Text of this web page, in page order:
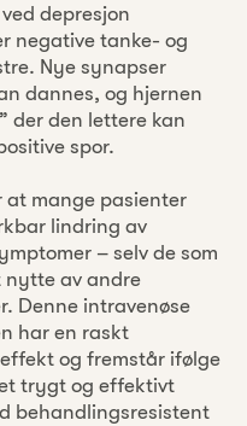
depresjon
negative tanke- og
Nye synapser
dannes, og hjernen
der den lettere kan
spor.
at mange pasienter
lindring av
– selv de som
nytte av andre
Denne intravenøse
har en raskt
og fremstår ifølge
trygt og effektivt
behandlingsresistent